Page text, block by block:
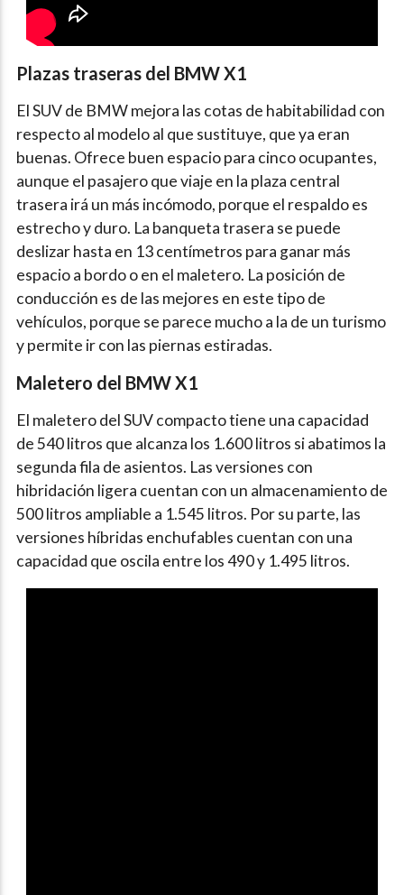
Plazas traseras del BMW X1
El SUV de BMW mejora las cotas de habitabilidad con
respecto al modelo al que sustituye, que ya eran
buenas. Ofrece buen espacio para cinco ocupantes,
aunque el pasajero que viaje en la plaza central
trasera irá un más incómodo, porque el respaldo es
estrecho y duro. La banqueta trasera se puede
deslizar hasta en 13 centímetros para ganar más
espacio a bordo o en el maletero. La posición de
conducción es de las mejores en este tipo de
vehículos, porque se parece mucho a la de un turismo
y permite ir con las piernas estiradas.
Maletero del BMW X1
El maletero del SUV compacto tiene una capacidad
de 540 litros que alcanza los 1.600 litros si abatimos la
segunda fila de asientos. Las versiones con
hibridación ligera cuentan con un almacenamiento de
500 litros ampliable a 1.545 litros. Por su parte, las
versiones híbridas enchufables cuentan con una
capacidad que oscila entre los 490 y 1.495 litros.